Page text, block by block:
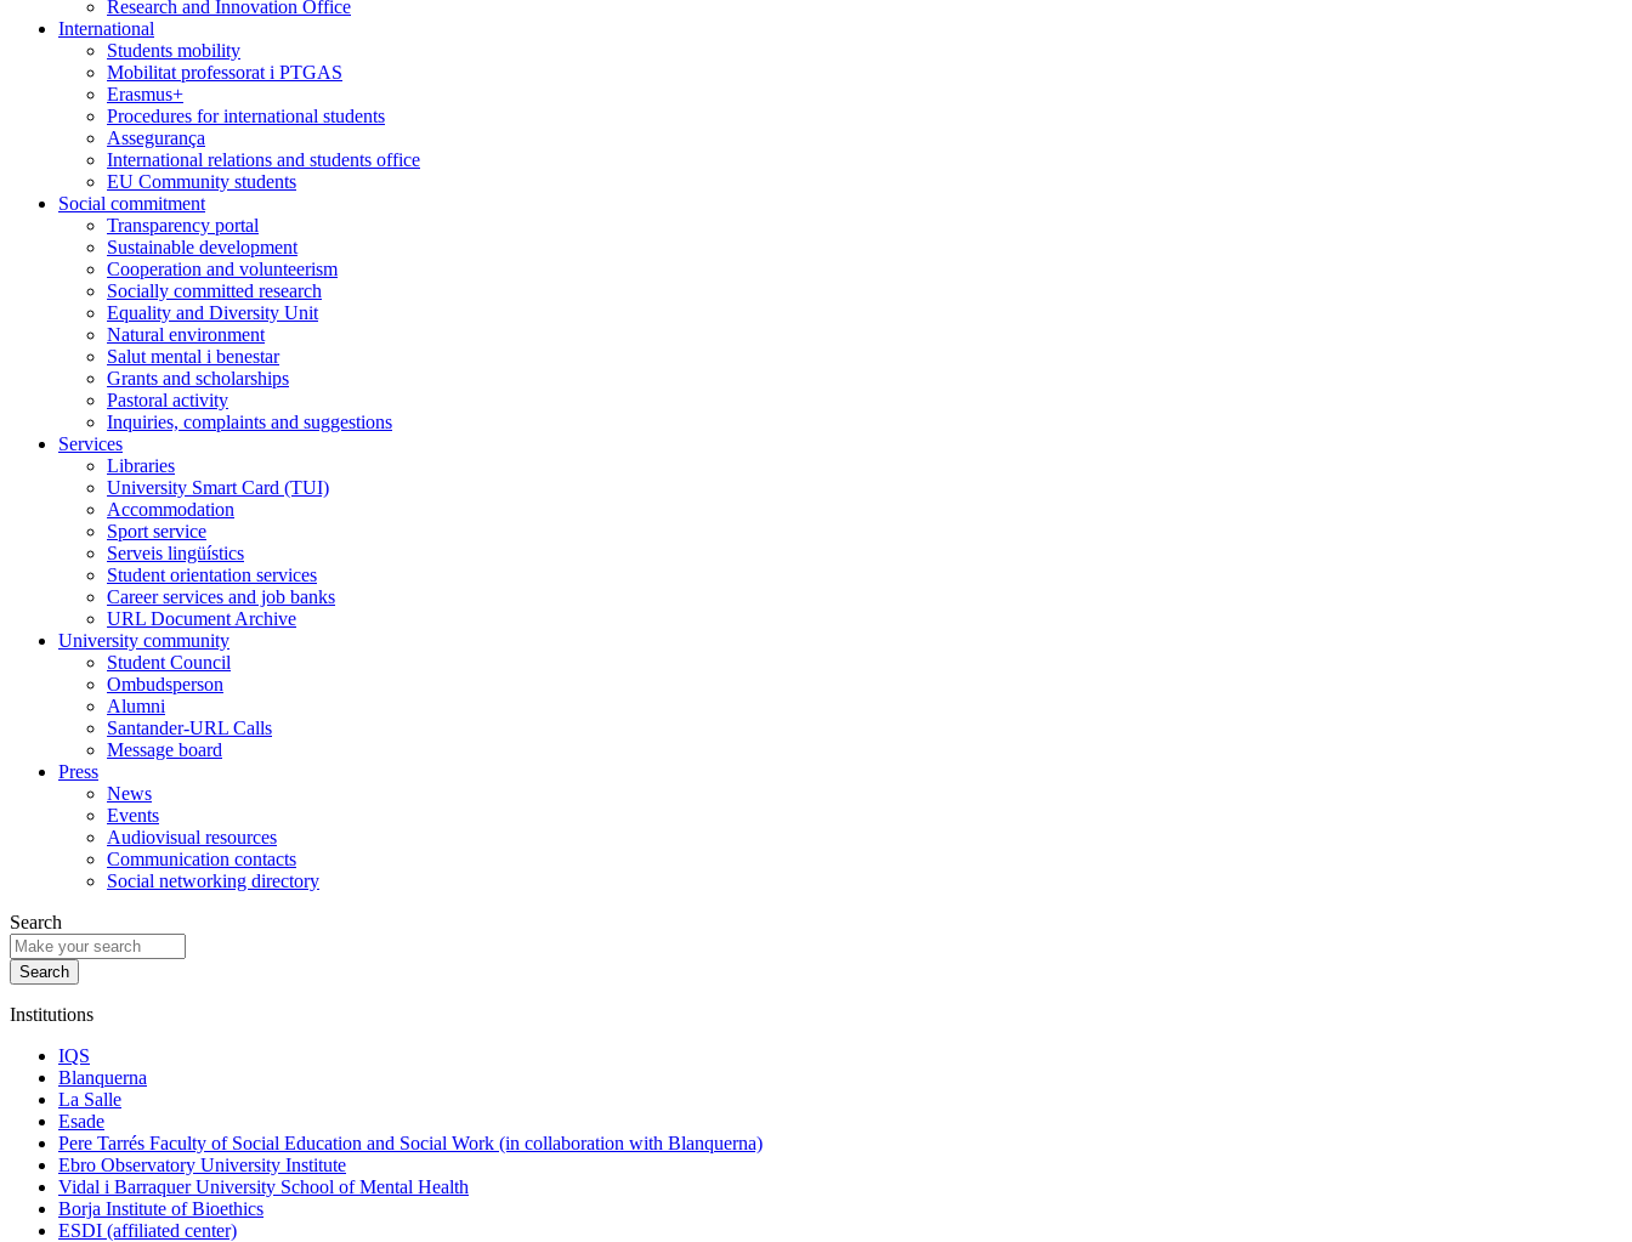
Research and Innovation Office
International
Students mobility
Mobilitat professorat i PTGAS
Erasmus+
Procedures for international students
Assegurança
International relations and students office
EU Community students
Social commitment
Transparency portal
Sustainable development
Cooperation and volunteerism
Socially committed research
Equality and Diversity Unit
Natural environment
Salut mental i benestar
Grants and scholarships
Pastoral activity
Inquiries, complaints and suggestions
Services
Libraries
University Smart Card (TUI)
Accommodation
Sport service
Serveis lingüístics
Student orientation services
Career services and job banks
URL Document Archive
University community
Student Council
Ombudsperson
Alumni
Santander-URL Calls
Message board
Press
News
Events
Audiovisual resources
Communication contacts
Social networking directory
Search
Institutions
IQS
Blanquerna
La Salle
Esade
Pere Tarrés Faculty of Social Education and Social Work (in collaboration with Blanquerna)
Ebro Observatory University Institute
Vidal i Barraquer University School of Mental Health
Borja Institute of Bioethics
ESDI (affiliated center)